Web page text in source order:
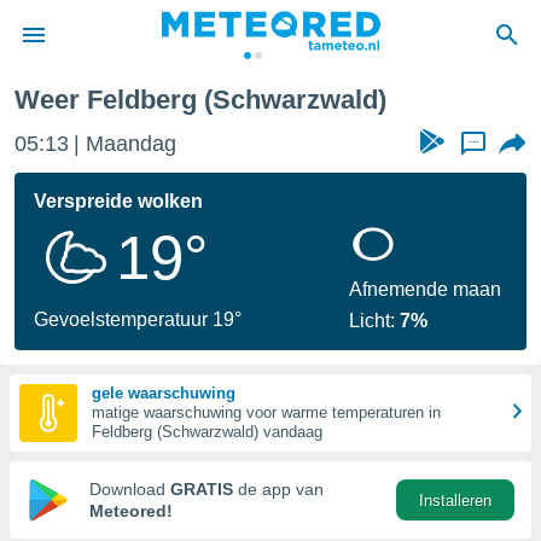
door
verstrekte
hoge
hebt de
voor
op basis
Weer Feldberg (Schwarzwald)
05:13 Maandag ...
Verspreide wolken
19°
Gevoelstemperatuur 19°
Afnemende maan
Licht:7%
gele waarschuwing
matige waarschuwing voor warme temperaturen in
Feldberg (Schwarzwald) vandaag
Download GRATIS de app van
Meteored!
Installeren